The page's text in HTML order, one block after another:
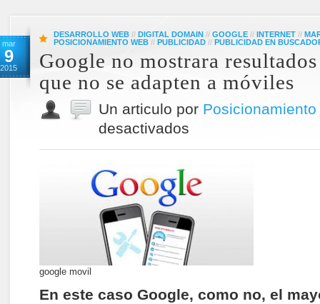
mar
9
2015
DESARROLLO WEB // DIGITAL DOMAIN // GOOGLE // INTERNET //
POSICIONAMIENTO WEB // PUBLICIDAD // PUBLICIDAD EN
Google no mostrara
que no se adapten a móviles
Un articulo por Posicionamiento
desactivados
google movil
En este caso Google, como no, el